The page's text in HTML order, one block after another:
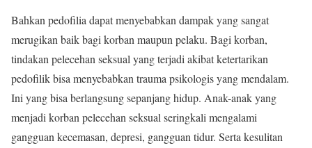
Bahkan pedofilia dapat menyebabkan dampak yang sangat
merugikan baik bagi korban maupun pelaku. Bagi korban,
tindakan pelecehan seksual yang terjadi akibat ketertarikan
pedofilik bisa menyebabkan trauma psikologis yang mendalam.
Ini yang bisa berlangsung sepanjang hidup. Anak-anak yang
menjadi korban pelecehan seksual seringkali mengalami
gangguan kecemasan, depresi, gangguan tidur. Serta kesulitan